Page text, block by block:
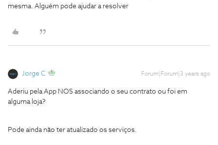
mesma. Alguém pode ajudar a resolver
Jorge C Forum|Forum|3 years ago
Aderiu pela App NOS associando o seu contrato ou foi em
alguma loja?
Pode ainda não ter atualizado os serviços.